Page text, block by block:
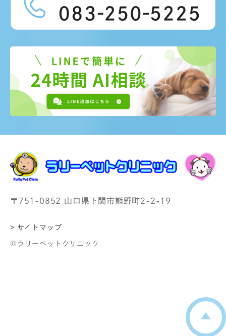
〒751-0852 山口県下関市熊野町2-2-19
> サイトマップ
©ラリーペットクリニック